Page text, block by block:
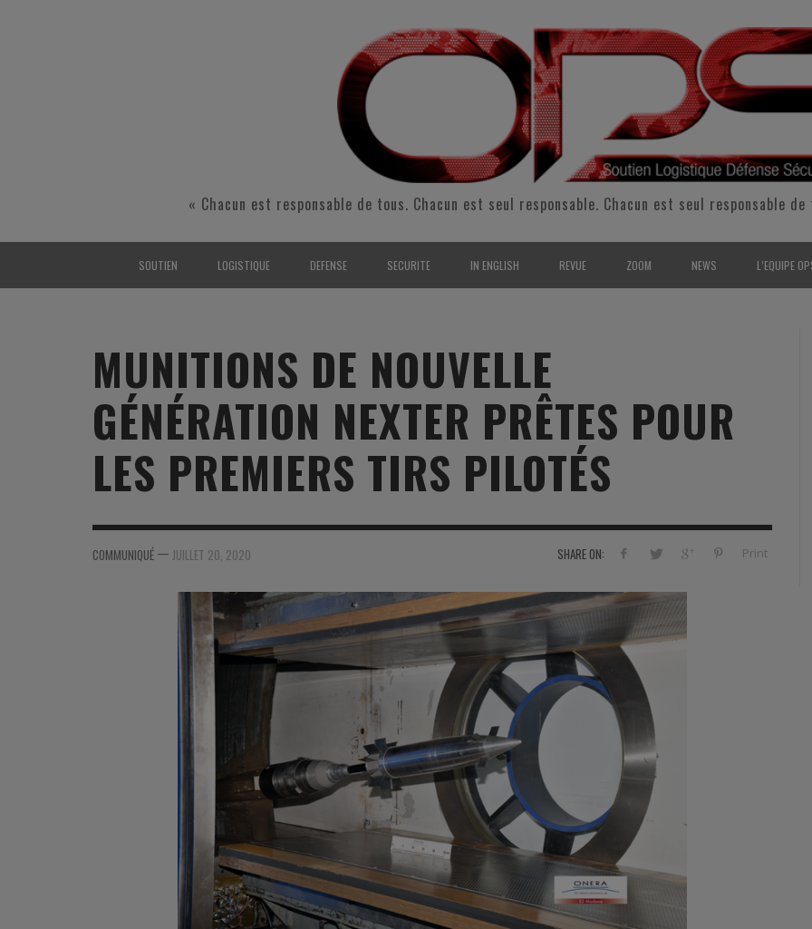
« Chacun est responsable de tous. Chacun est seul responsable. Chacun est seul responsable
SOUTIEN
AIR
MER
SOUTIEN SANTÉ
SOUTIEN CARBURANT
MCO
INDUSTRIES
ARMÉES ÉTRANGÈRES
LOGISTIQUE
AIR
MER
FORMATION/ ENTRAÎNEMENT
INDUSTRIES
ARMÉES ÉTRANGÈRES
DEFENSE
AIR
FORMATION/ ENTRAÎNEMENT
INDUSTRIES
ARMÉES ÉTRANGÈRES
SECURITE
FORMATION/ ENTRAÎNEMENT
SURVIE
AUTONOMIE
SPORT
SÉCURITÉ PRIVÉE
FORCES DE SÉCURITÉ ÉTRANGÈRES
IN ENGLISH
DEFENSE
SECURITY
TRAINING
SURVIVAL / AUTONOMY / SPORT
INDUSTRIES
REVUE ZOOM
HISTOIRE
JEUNES AUTEURS
PODCAST
EVÈNEMENT
NEWS
2015
L’EQUIPE
POUR
MUNITIONS DE NOUVELLE
GÉNÉRATION NEXTER PRÊTES POUR
LES PREMIERS TIRS PILOTÉS
SHARE ON: Print
COMMUNIQUÉ — JUILLET 20, 2020